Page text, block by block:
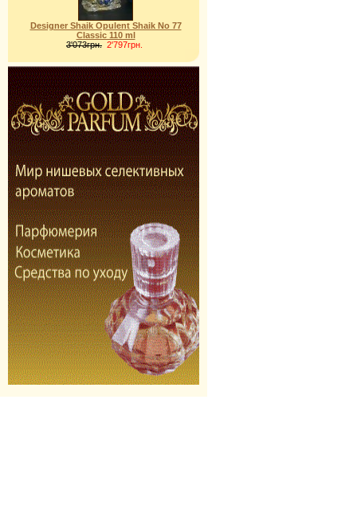
Designer Shaik Opulent Shaik No 77
Classic 110 ml
3'073грн. 2'797грн.